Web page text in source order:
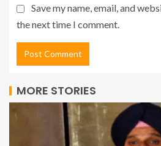
Save my name, email, and
the next time I comment.
MORE STORIES